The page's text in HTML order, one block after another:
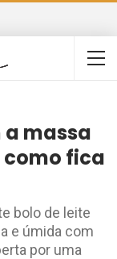
a massa
como fica
bolo de leite
e úmida com
por uma